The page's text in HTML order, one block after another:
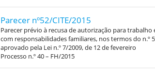
Parecer nº52/CITE/2015
Parecer prévio à recusa de autorização para
com responsabilidades familiares, nos termos do n.º
aprovado pela Lei n.º 7/2009, de 12 de fevereiro
Processo n.º 40 – FH/2015